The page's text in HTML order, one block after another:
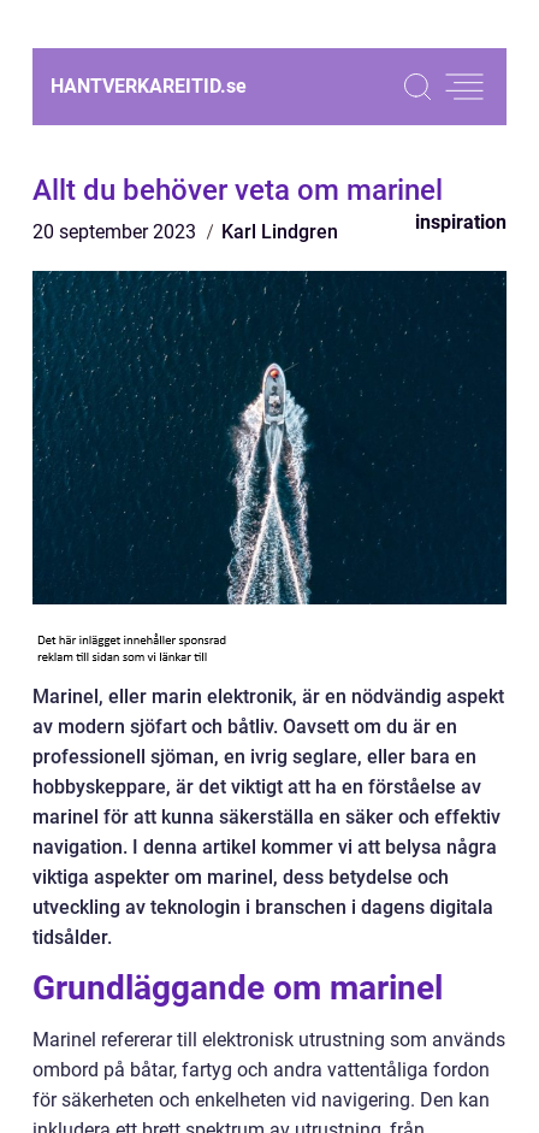
HANTVERKAREITID.se
Allt du behöver veta om marinel
20 september 2023 Karl Lindgren inspiration
Marinel, eller marin elektronik, är en nödvändig aspekt
av modern sjöfart och båtliv. Oavsett om du är en
professionell sjöman, en ivrig seglare, eller bara en
hobbyskeppare, är det viktigt att ha en förståelse av
marinel för att kunna säkerställa en säker och effektiv
navigation. I denna artikel kommer vi att belysa några
viktiga aspekter om marinel, dess betydelse och
utveckling av teknologin i branschen i dagens digitala
tidsålder.
Grundläggande om marinel
Marinel refererar till elektronisk utrustning som används
ombord på båtar, fartyg och andra vattentåliga fordon
för säkerheten och enkelheten vid navigering. Den kan